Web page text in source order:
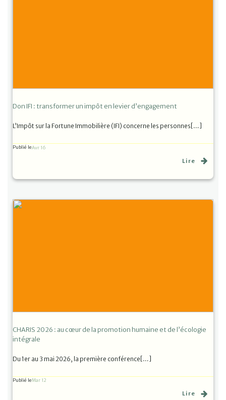
Don IFI : transformer un impôt en levier d’engagement
L’Impôt sur la Fortune Immobilière (IFI) concerne les personnes[…]
Publié leAvr 16
Lire
CHARIS 2026 : au cœur de la promotion humaine et de l’écologie
intégrale
Du 1er au 3 mai 2026, la première conférence[…]
Publié leMar 12
Lire